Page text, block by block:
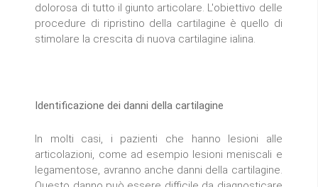
dolorosa di tutto il giunto articolare. L'obiettivo delle
procedure di ripristino della cartilagine è quello di
stimolare la crescita di nuova cartilagine ialina.
Identificazione dei danni della cartilagine
In molti casi, i pazienti che hanno lesioni alle
articolazioni, come ad esempio lesioni meniscali e
legamentose, avranno anche danni della cartilagine.